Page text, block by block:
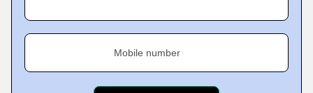
Mobile number